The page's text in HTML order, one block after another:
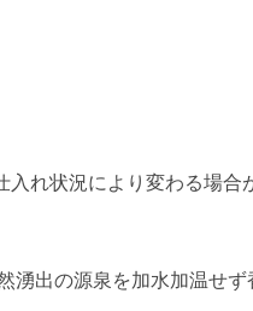
れ状況により変わる場合
湧出の源泉を加水加温せず